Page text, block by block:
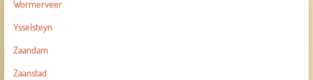
Wormerveer
Ysselsteyn
Zaandam
Zaanstad